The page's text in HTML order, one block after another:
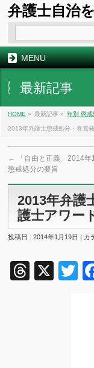
弁護士自治
MENU
最新記事
HOME » 最新記事 » 年別 懲戒
2013年弁護士懲戒処分・各賞
←
「自由と正義」2014
懲戒処分の要旨
2013年弁護
護士アワー
投稿日 : 2014年1月19日 | カ
X